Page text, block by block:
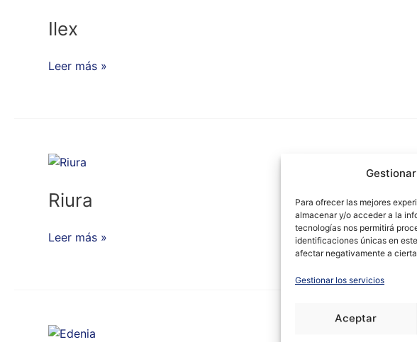
Para ofrecer las mejores
almacenar y/o acceder a la
tecnologías nos permitirá
identificaciones únicas en
afectar negativamente a
Gestionar los servicios
Aceptar
Ilex
Leer más »
Riura
Riura
Leer más »
Edenia